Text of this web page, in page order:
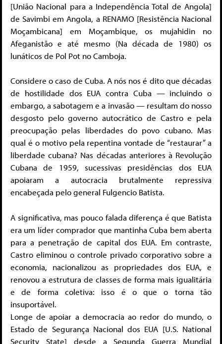
[União Nacional para a Independência Total de Angola]
de Savimbi em Angola, a RENAMO [Resistência Nacional
Moçambicana] em Moçambique, os mujahidin no
Afeganistão e até mesmo (Na década de 1980) os
lunáticos de Pol Pot no Camboja.
Considere o caso de Cuba. A nós nos é dito que décadas
de hostilidade dos EUA contra Cuba — incluindo o
embargo, a sabotagem e a invasão — resultam do nosso
desgosto pelo governo autocrático de Castro e pela
preocupação pelas liberdades do povo cubano. Mas
qual é o motivo pela repentina vontade de “restaurar” a
liberdade cubana? Nas décadas anteriores à Revolução
Cubana de 1959, sucessivas presidências dos EUA
apoiaram a autocracia brutalmente repressiva
encabeçada pelo general Fulgencio Batista.
A significativa, mas pouco falada diferença é que Batista
era um líder comprador que mantinha Cuba bem aberta
para a penetração de capital dos EUA. Em contraste,
Castro eliminou o controle privado corporativo sobre a
economia, nacionalizou as propriedades dos EUA, e
renovou a estrutura de classes de forma mais igualitária
e de forma coletiva: isso é o que o torna tão
insuportável.
Longe de apoiar a democracia ao redor do mundo, o
Estado de Segurança Nacional dos EUA [U.S. National
Security State] desde a Segunda Guerra Mundial